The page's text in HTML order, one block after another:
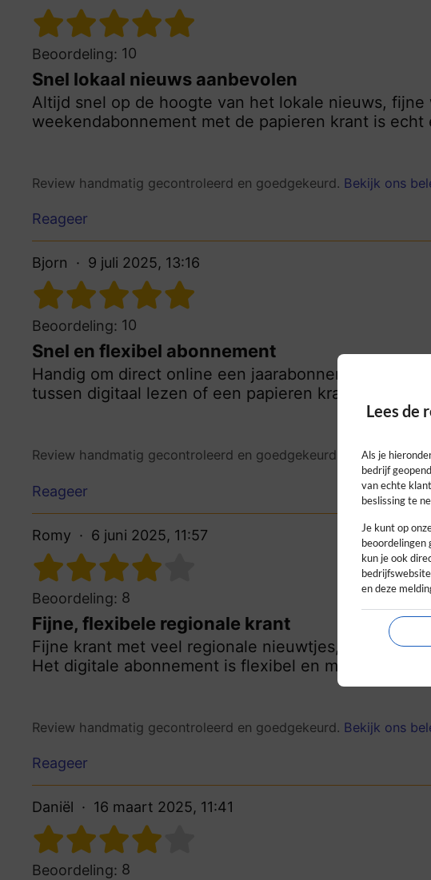
Beoordeling: 10
Snel lokaal nieuws aanbevolen
Altijd snel op de hoogte van het lokale nieuws,
weekendabonnement met de papieren krant is echt
Review handmatig gecontroleerd en goedgekeurd. Bekijk ons
Reageer
Bjorn 9 juli 2025, 13:16
Beoordeling: 10
Snel en flexibel abonnement
Handig om direct online een jaarabonnement te
tussen digitaal lezen of een papieren krant in het
Review handmatig gecontroleerd en goedgekeurd. Bekijk ons
Reageer
Romy 6 juni 2025, 11:57
Beoordeling: 8
Fijne, flexibele regionale krant
Fijne krant met veel regionale nieuwtjes, vooral de
Het digitale abonnement is flexibel en makkelijk in
Review handmatig gecontroleerd en goedgekeurd. Bekijk ons
Reageer
Daniël 16 maart 2025, 11:41
Beoordeling: 8
Lees de
Als je
bedrijf
van echte
beslissing te
Je kunt op
beoordelingen
kun je ook
en deze